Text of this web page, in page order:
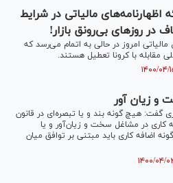
ارائه اظهارنامه‌های مالیاتی در شرایط
در روزهای بی‌رونق بازار!
مالیاتی امروز در حالی به اتمام می‌رسد که
مقابله با کرونا تعطیل هستند.
و زیان آور
گفت: هیچ گونه بند و یا تبصره‌ای در قانون
کاری در مشاغل سخت و زیان‌آور و یا
اضافه کاری باید مبتنی بر توافق میان